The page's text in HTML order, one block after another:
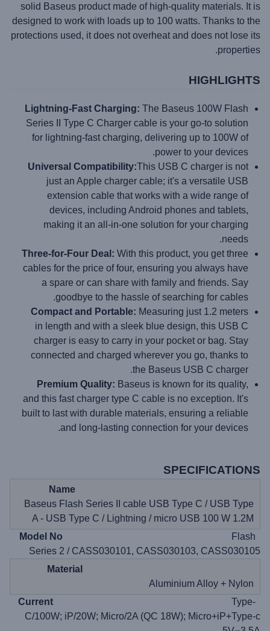
solid Baseus product made of high-quality materials. It is
designed to work with loads up to 100 watts. Thanks to the
protections used, it does not overheat and does not lose its
properties.
HIGHLIGHTS
Lightning-Fast Charging: The Baseus 100W Flash
Series II Type C Charger cable is your go-to solution
for lightning-fast charging, delivering up to 100W of
power to your devices.
Universal Compatibility:This USB C charger is not
just an Apple charger cable; it's a versatile USB
extension cable that works with a wide range of
devices, including Android phones and tablets,
making it an all-in-one solution for your charging
needs.
Three-for-Four Deal: With this product, you get three
cables for the price of four, ensuring you always have
a spare or can share with family and friends. Say
goodbye to the hassle of searching for cables.
Compact and Portable: Measuring just 1.2 meters
in length and with a sleek blue design, this USB C
charger is easy to carry in your pocket or bag. Stay
connected and charged wherever you go, thanks to
the Baseus USB C charger.
Premium Quality: Baseus is known for its quality,
and this fast charger type C cable is no exception. It's
built to last with durable materials, ensuring a reliable
and long-lasting connection for your devices.
SPECIFICATIONS
Name
Baseus Flash Series II cable USB Type C / USB Type
A - USB Type C / Lightning / micro USB 100 W 1.2M
Flash
Series 2 / CASS030101, CASS030103, CASS030105
Material
Aluminium Alloy + Nylon
Type-
C/100W; iP/20W; Micro/2A (QC 18W); Micro+iP+Type-c